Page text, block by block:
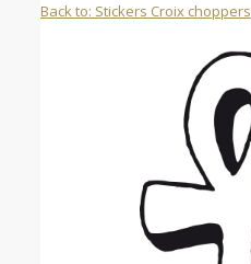
Back to: Stickers Croix choppers